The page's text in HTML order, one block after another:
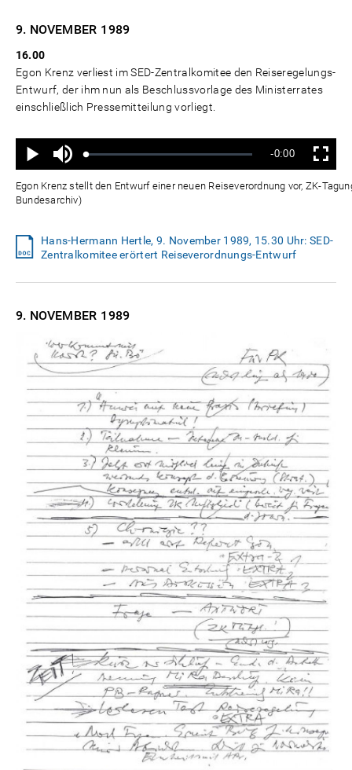
9. NOVEMBER 1989
16.00
Egon Krenz verliest im SED-Zentralkomitee den Reiseregelungs-
Entwurf, der ihm nun als Beschlussvorlage des Ministerrates
einschließlich Pressemitteilung vorliegt.
Wiedergabe
Ton
aus
Geladen:
Status:
Verbleibende
Zeit
-0:00 Vollbild
Egon Krenz stellt den Entwurf einer neuen Reiseverordnung vor, ZK-
Bundesarchiv)
Hans-Hermann Hertle, 9. November 1989, 15.30 Uhr: SED-
Zentralkomitee erörtert Reiseverordnungs-Entwurf
9. NOVEMBER 1989